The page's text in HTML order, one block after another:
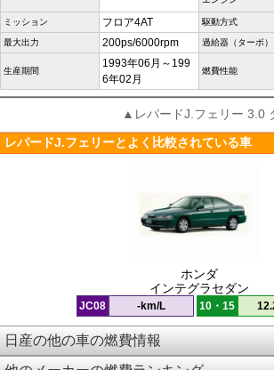
ミッション フロア4AT 駆動方式
最大出力 200ps/6000rpm 過給器（ターボ）
生産期間
1993年06月～199
6年02月
燃費性能
▲レパードJ.フェリー 3.0
レパードJ.フェリーとよく比較されている車
ホンダ
インテグラセダン
JC08 -km/L 10・15
日産の他の車の燃費情報